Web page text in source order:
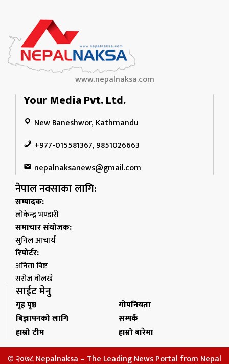
www.nepalnaksa.com
Your Media Pvt. Ltd.
New Baneshwor, Kathmandu
+977-015581367, 9851026663
nepalnaksanews@gmail.com
नेपाल नक्साका लागि:
सम्पादक:
लोकेन्द्र भण्डारी
समाचार संयोजक:
सुनिल आचार्य
रिपोर्टर:
अनिता बिष्ट
सरोज वोलखे
साईट मेनु
गृह पृष्ठ
गोपनियता
बिज्ञापनको लागि
सम्पर्क
हाम्रो टीम
हाम्रो बारेमा
© २०७८ Nepalnaksa – The Leading News Portal from Nepal